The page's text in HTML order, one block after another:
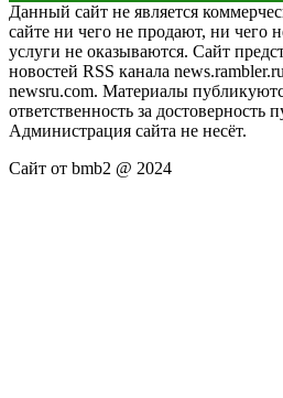
Данный сайт не является
сайте ни чего не продают, ни чего
услуги не оказываются. Сайт
новостей RSS канала
newsru.com. Материалы
ответственность за достоверность
Администрация сайта не несёт.
Сайт от bmb2 @ 2024